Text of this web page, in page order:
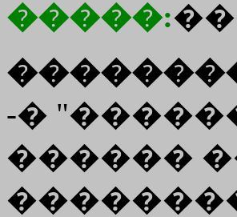
�����:
-�
������